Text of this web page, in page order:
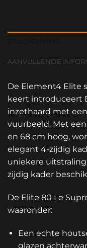
AANVULLENDE
De Element4 Elite
keert introduceert
inzethaard met
vuurbeeld. Met
en 68 cm hoog,
elegant 4-zijdig
uniekere
zijdig kader
De Elite 80 I e
waaronder:
Een echte
glazen